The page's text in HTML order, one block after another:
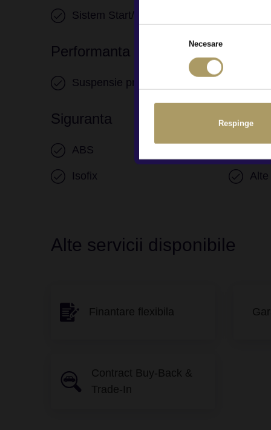
Necesare
Respinge
Sistem Start/Stop
Performanta
Suspensie pneumatica
Siguranta
ABS
Isofix
Alte servicii disponibile
Finantare flexibila
Contract Buy-Back &
Trade-In